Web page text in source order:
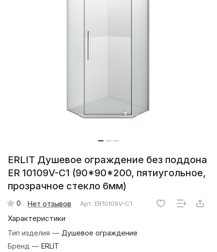
ERLIT Душевое ограждение без поддона
ER 10109V-С1 (90*90*200, пятиугольное,
прозрачное стекло 6мм)
0 Нет отзывов Арт. ER10109V-C1
Характеристики
Тип изделия — Душевое ограждение
Бренд — ERLIT